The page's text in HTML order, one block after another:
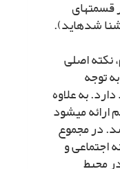
قسمت‏هاى
شده‏اید).
اصلى
توجه
به علاوه
ارائه مى‏شود
در مجموع
اجتماعى و
محیط